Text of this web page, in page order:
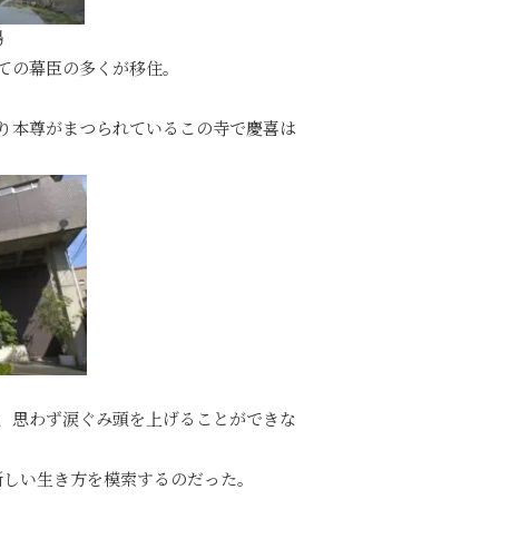
幕臣の多くが移住。
本尊がまつられているこの寺で慶喜は
思わず涙ぐみ頭を上げることができな
い生き方を模索するのだった。